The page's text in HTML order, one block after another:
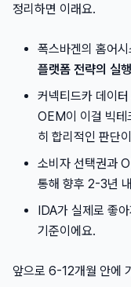
정리하면 이래요.
폭스바겐의 홈어
플랫폼 전략의 실행
커넥티드카 데이
OEM이 이걸 빅테
히 합리적인 판단
소비자 선택권과
통해 향후 2-3년
IDA가 실제로 좋
기준이에요.
앞으로 6-12개월 안에